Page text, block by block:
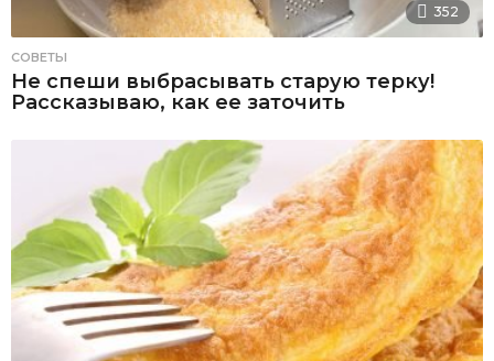
352
СОВЕТЫ
Не спеши выбрасывать старую терку!
Рассказываю, как ее заточить